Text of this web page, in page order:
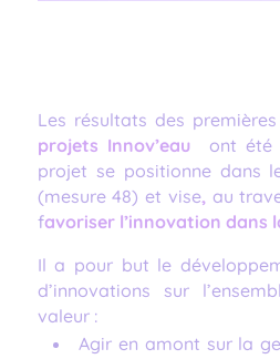
Les résultats des
projets Innov’eauont été
projet se positionne dans
(mesure 48) et vise, au
favoriser l’innovation dans
Il a pour but le
d’innovations sur
valeur :
Agir en amont sur la